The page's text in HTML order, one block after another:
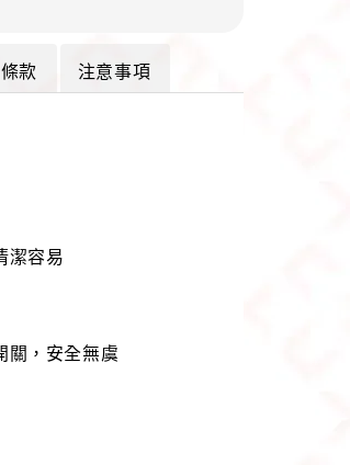
款 注意事項
潔容易
關，安全無虞